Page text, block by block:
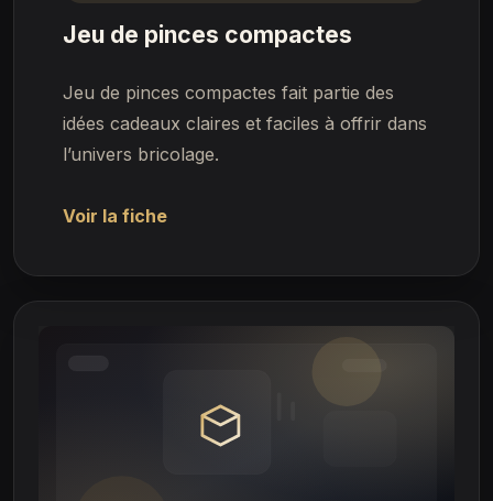
Jeu de pinces compactes
Jeu de pinces compactes fait partie des
idées cadeaux claires et faciles à offrir dans
l’univers bricolage.
Voir la fiche